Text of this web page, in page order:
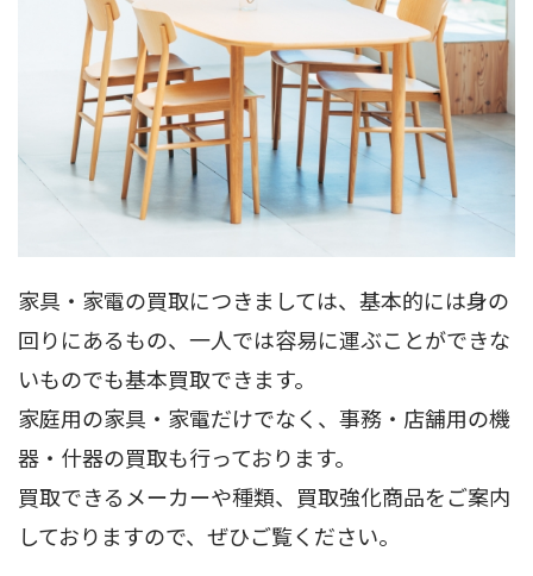
家具・家電の買取につきましては、基本的には身の
回りにあるもの、一人では容易に運ぶことができな
いものでも基本買取できます。
家庭用の家具・家電だけでなく、事務・店舗用の機
器・什器の買取も行っております。
買取できるメーカーや種類、買取強化商品をご案内
しておりますので、ぜひご覧ください。